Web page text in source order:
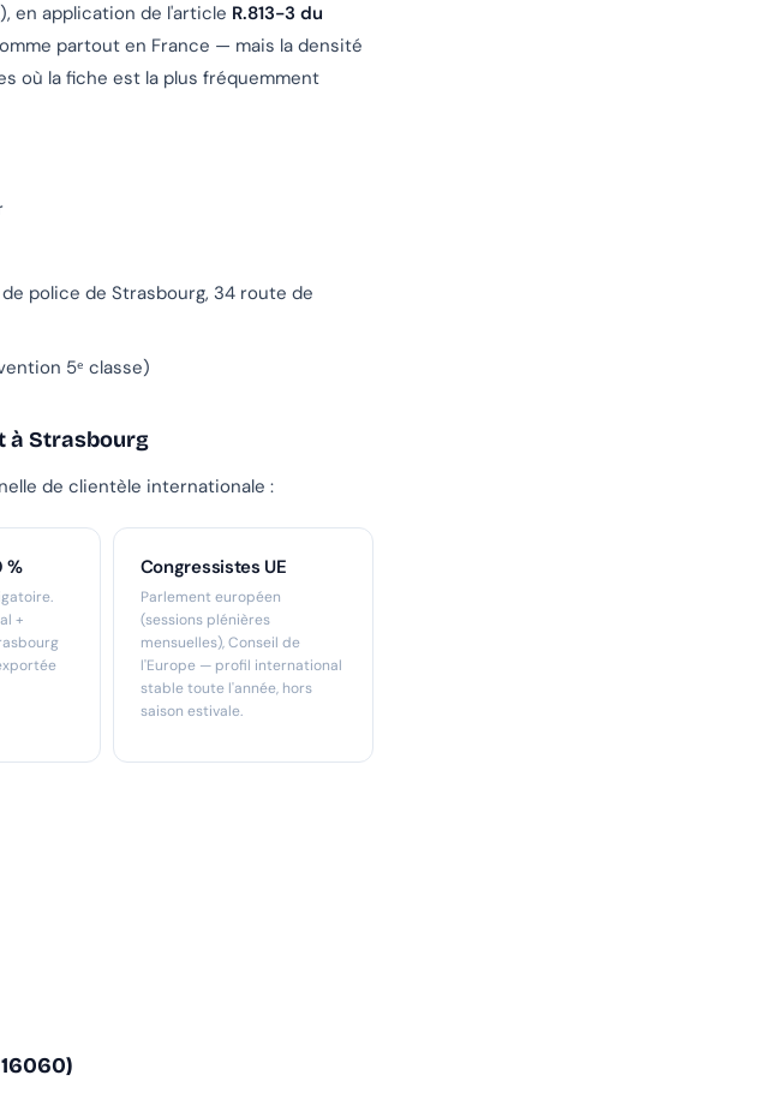
en application de l'article R.813-3 du
partout en France — mais la densité
où la fiche est la plus fréquemment
police de Strasbourg, 34 route de
5ᵉ classe)
à Strasbourg
de clientèle internationale :
%
+
Congressistes UE
Parlement européen
(sessions plénières
mensuelles), Conseil de
l'Europe — profil international
stable toute l'année, hors
saison estivale.